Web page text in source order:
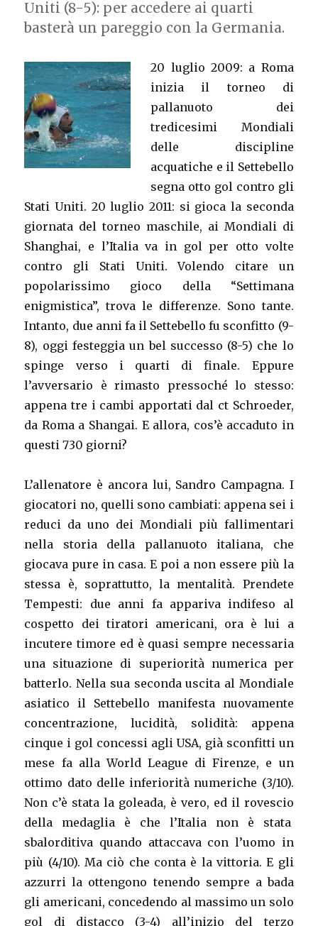
Uniti (8-5): per accedere ai quarti
basterà un pareggio con la Germania.
20 luglio 2009: a Roma
inizia il torneo di
pallanuoto dei
tredicesimi Mondiali
delle discipline
acquatiche e il Settebello
segna otto gol contro gli
Stati Uniti. 20 luglio 2011: si gioca la seconda
giornata del torneo maschile, ai Mondiali di
Shanghai, e l’Italia va in gol per otto volte
contro gli Stati Uniti. Volendo citare un
popolarissimo gioco della “Settimana
enigmistica”, trova le differenze. Sono tante.
Intanto, due anni fa il Settebello fu sconfitto (9-
8), oggi festeggia un bel successo (8-5) che lo
spinge verso i quarti di finale. Eppure
l’avversario è rimasto pressoché lo stesso:
appena tre i cambi apportati dal ct Schroeder,
da Roma a Shangai. E allora, cos’è accaduto in
questi 730 giorni?
L’allenatore è ancora lui, Sandro Campagna. I
giocatori no, quelli sono cambiati: appena sei i
reduci da uno dei Mondiali più fallimentari
nella storia della pallanuoto italiana, che
giocava pure in casa. E poi a non essere più la
stessa è, soprattutto, la mentalità. Prendete
Tempesti: due anni fa appariva indifeso al
cospetto dei tiratori americani, ora è lui a
incutere timore ed è quasi sempre necessaria
una situazione di superiorità numerica per
batterlo. Nella sua seconda uscita al Mondiale
asiatico il Settebello manifesta nuovamente
concentrazione, lucidità, solidità: appena
cinque i gol concessi agli USA, già sconfitti un
mese fa alla World League di Firenze, e un
ottimo dato delle inferiorità numeriche (3/10).
Non c’è stata la goleada, è vero, ed il rovescio
della medaglia è che l’Italia non è stata
sbalorditiva quando attaccava con l’uomo in
più (4/10). Ma ciò che conta è la vittoria. E gli
azzurri la ottengono tenendo sempre a bada
gli americani, concedendo al massimo un solo
gol di distacco (3-4) all’inizio del terzo